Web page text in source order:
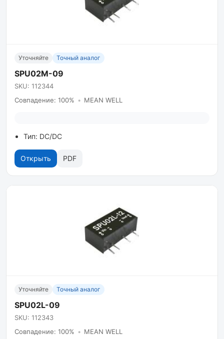
Уточняйте Точный аналог
SPU02M-09
SKU: 112344
Совпадение: 100% • MEAN WELL
Тип: DC/DC
Открыть PDF
Уточняйте Точный аналог
SPU02L-09
SKU: 112343
Совпадение: 100% • MEAN WELL